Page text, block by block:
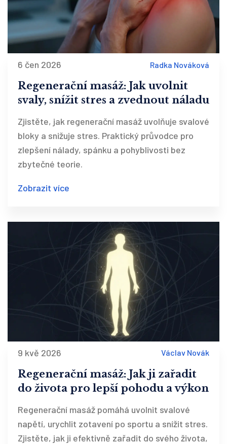
6 čen 2026 Radka Nováková
Regenerační masáž: Jak uvolnit
svaly, snížit stres a zvednout náladu
Zjistěte, jak regenerační masáž uvolňuje svalové
bloky a snižuje stres. Praktický průvodce pro
zlepšení nálady, spánku a pohyblivosti bez
zbytečné teorie.
Zobrazit více
9 kvě 2026 Václav Novák
Regenerační masáž: Jak ji zařadit
do života pro lepší pohodu a výkon
Regenerační masáž pomáhá uvolnit svalové
napětí, urychlit zotavení po sportu a snížit stres.
Zjistěte, jak ji efektivně zařadit do svého života,